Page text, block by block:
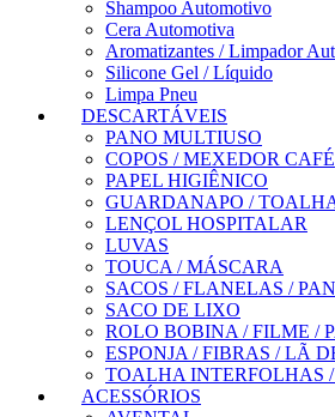
Shampoo Automotivo
Cera Automotiva
Aromatizantes / Limpador
Silicone Gel / Líquido
Limpa Pneu
DESCARTÁVEIS
PANO MULTIUSO
COPOS / MEXEDOR CAFÉ
PAPEL HIGIÊNICO
GUARDANAPO /
LENÇOL HOSPITALAR
LUVAS
TOUCA / MÁSCARA
SACOS / FLANELAS /
SACO DE LIXO
ROLO BOBINA / FILME /
ESPONJA / FIBRAS / LÃ
TOALHA INTERFOLHAS
ACESSÓRIOS